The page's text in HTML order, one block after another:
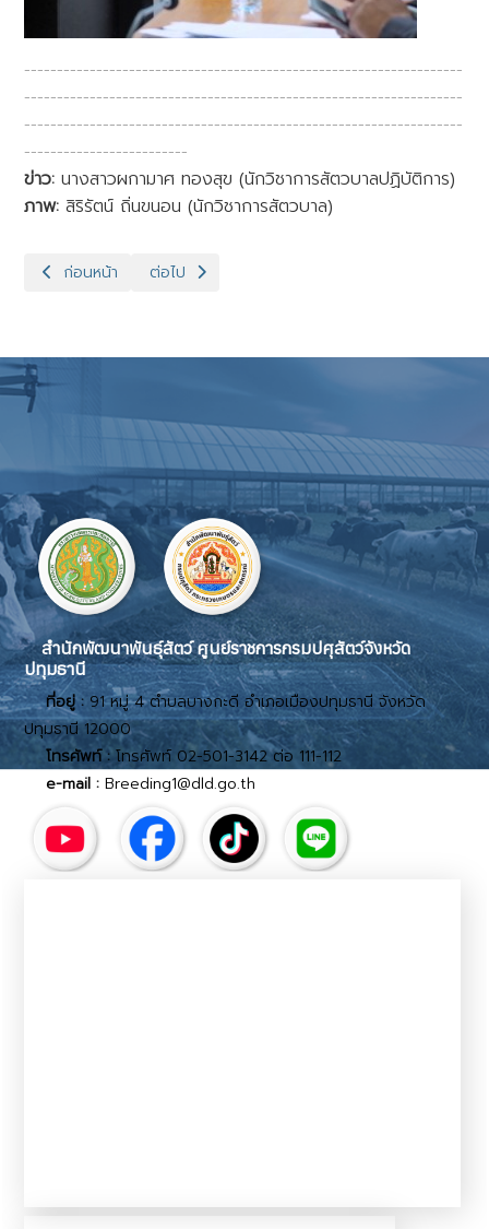
-------------------------------------------------------------------
-------------------------------------------------------------------
-------------------------------------------------------------------
-------------------------
ข่าว:นางสาวผกามาศ ทองสุข (นักวิชาการสัตวบาลปฏิบัติการ)
ภาพ: สิริรัตน์ ถิ่นขนอน (นักวิชาการสัตวบาล)
เนื้อหาก่อนหน้า: การประชุมเชิงปฏิบัติการ “Asian Regional
ก่อนหน้า เนื้อหาถัดไป: ประชุมพิจารณาคัดเลือกเครือข่ายสัต
ต่อไป
สำนักพัฒนาพันธุ์สัตว์ ศูนย์ราชการกรมปศุสัตว์จังหวัด
ปทุมธานี
ที่อยู่ : 91 หมู่ 4 ตำบลบางกะดี อำเภอเมืองปทุมธานี จังหวัด
ปทุมธานี 12000
โทรศัพท์ :โทรศัพท์ 02-501-3142 ต่อ 111-112
e-mail :Breeding1@dld.go.th